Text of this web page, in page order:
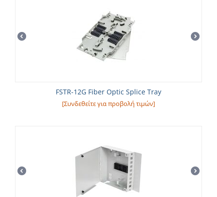
FSTR-12G Fiber Optic Splice Tray
[Συνδεθείτε για προβολή τιμών]